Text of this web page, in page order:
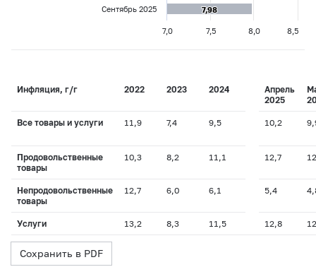
7,98
7,98
Сентябрь 2025
7,0 7,5 8,0 8,5
Инфляция, г/г 2022 2023 2024
Апрель
2025
Все товары и услуги 11,9 7,4 9,5 10,2
Продовольственные
товары
10,3 8,2 11,1 12,7
Непродовольственные
товары
12,7 6,0 6,1 5,4
Услуги 13,2 8,3 11,5 12,8
Сохранить в PDF